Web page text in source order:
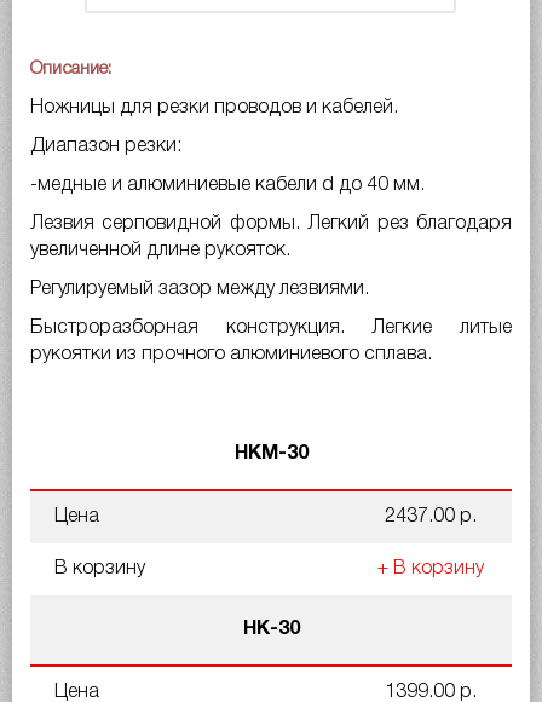
Описание:
Ножницы для резки проводов и кабелей.
Диапазон резки:
-медные и алюминиевые кабели d до 40 мм.
Лезвия серповидной формы. Легкий рез благодаря
увеличенной длине рукояток.
Регулируемый зазор между лезвиями.
Быстроразборная конструкция. Легкие литые
рукоятки из прочного алюминиевого сплава.
НКМ-30
Цена 2437.00 р.
В корзину + В корзину
НК-30
Цена 1399.00 р.